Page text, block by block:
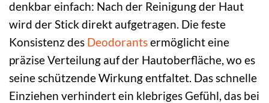
denkbar einfach: Nach der Reinigung der Haut
wird der Stick direkt aufgetragen. Die feste
Konsistenz des Deodorantsermöglicht eine
präzise Verteilung auf der Hautoberfläche, wo es
seine schützende Wirkung entfaltet. Das schnelle
Einziehen verhindert ein klebriges Gefühl, das bei